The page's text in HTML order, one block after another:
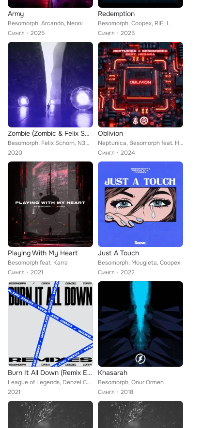
Army
Besomorph, Arcando, Neoni
Сингл
2025
Redemption
Besomorph, Coopex, RIELL
Сингл
2025
Zombie (Zombic & Felix Schorn Remix)
Besomorph, Felix Schorn, N3WPORT, Zombic feat. Lunis
2020
Oblivion
Neptunica, Besomorph feat. Hedara
Сингл
2024
Playing With My Heart
Besomorph feat. Karra
Сингл
2021
Just A Touch
Besomorph, Mougleta, Coopex
Сингл
2022
Burn It All Down (Remix EP)
League of Legends, Denzel Curry, Besomorph, CIFIKA
2021
Khasarah
Besomorph, Onur Ormen
Сингл
2018